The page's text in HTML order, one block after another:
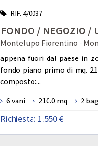
RIF. 4/0037
FONDO / NEGOZIO
Montelupo Fiorentino -
appena fuori dal paese in
fondo piano primo di mq.
composto:...
6 vani
210.0 mq 2
Richiesta: 1.550 €